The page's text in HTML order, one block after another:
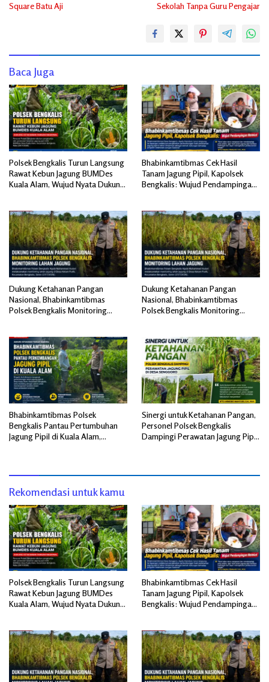
Square Batu Aji Sekolah Tanpa Guru Pengajar
Baca Juga
Polsek Bengkalis Turun Langsung
Rawat Kebun Jagung BUMDes
Kuala Alam, Wujud Nyata Dukung
Bhabinkamtibmas Cek Hasil
Tanam Jagung Pipil, Kapolsek
Bengkalis: Wujud Pendampingan
Dukung Ketahanan Pangan
Nasional, Bhabinkamtibmas
Polsek Bengkalis Monitoring
Dukung Ketahanan Pangan
Nasional, Bhabinkamtibmas
Polsek Bengkalis Monitoring
Bhabinkamtibmas Polsek
Bengkalis Pantau Pertumbuhan
Jagung Pipil di Kuala Alam,
Sinergi untuk Ketahanan Pangan,
Personel Polsek Bengkalis
Dampingi Perawatan Jagung Pipil
Rekomendasi untuk kamu
Polsek Bengkalis Turun Langsung
Rawat Kebun Jagung BUMDes
Kuala Alam, Wujud Nyata Dukung
Bhabinkamtibmas Cek Hasil
Tanam Jagung Pipil, Kapolsek
Bengkalis: Wujud Pendampingan